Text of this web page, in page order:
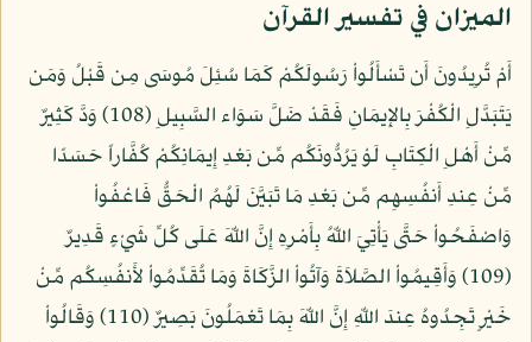
الميزان في تفسير القرآن
أَمْ تُرِيدُونَ أَن تَسْأَلُواْ رَسُولَكُمْ كَمَا سُئِلَ مُوسَى مِن قَبْلُ وَمَن
يَتَبَدَّلِ الْكُفْرَ بِالإِيمَانِ فَقَدْ ضَلَّ سَوَاء السَّبِيلِ (108) وَدَّ كَثِيرٌ
مِّنْ أَهْلِ الْكِتَابِ لَوْ يَرُدُّونَكُم مِّن بَعْدِ إِيمَانِكُمْ كُفَّاراً حَسَدًا
مِّنْ عِندِ أَنفُسِهِم مِّن بَعْدِ مَا تَبَيَّنَ لَهُمُ الْحَقُّ فَاعْفُواْ
وَاصْفَحُواْ حَتَّى يَأْتِيَ اللّهُ بِأَمْرِهِ إِنَّ اللّهَ عَلَى كُلِّ شَيْءٍ قَدِيرٌ
(109) وَأَقِيمُواْ الصَّلاَةَ وَآتُواْ الزَّكَاةَ وَمَا تُقَدِّمُواْ لأَنفُسِكُم مِّنْ
خَيْرٍ تَجِدُوهُ عِندَ اللّهِ إِنَّ اللّهَ بِمَا تَعْمَلُونَ بَصِيرٌ (110) وَقَالُواْ